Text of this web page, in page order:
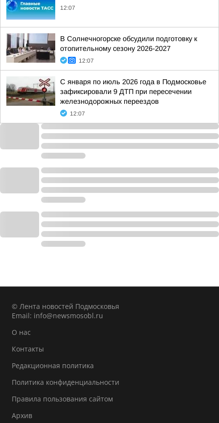
12:07
В Солнечногорске обсудили подготовку к
отопительному сезону 2026-2027
12:07
С января по июль 2026 года в Подмосковье
зафиксировали 9 ДТП при пересечении
железнодорожных переездов
12:07
© Лента новостей Подмосковья
Email: info@newsmosobl.ru
О нас
Контакты
Редакционная политика
Политика конфиденциальности
Правила пользования сайтом
Архив